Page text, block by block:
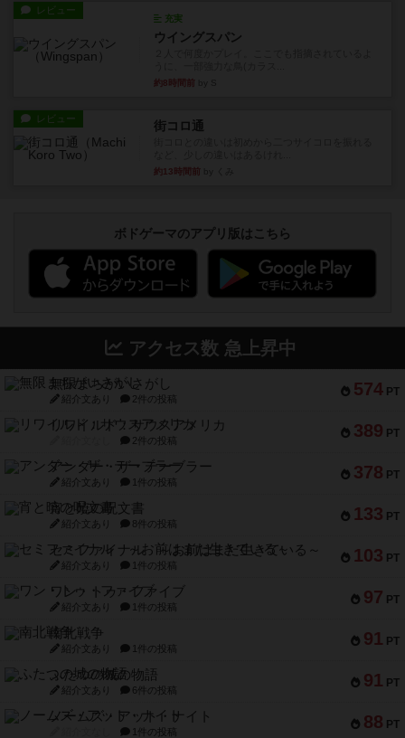
レビュー
充実
ウイングスパン
約8時間前
レビュー 街コロ通
約13時間前
ボドゲーマのアプリ版はこちら
アクセス数 急上昇中
574 PT
無限まちがいさがし
紹介文あり 2件の投稿
389 PT
リワイルド：サウスアメリカ
2件の投稿
378 PT
アンダー・ザ・テーブラー
紹介文あり 1件の投稿
133 PT
宵と暁の呪文書
紹介文あり 8件の投稿
103 PT
セミファイナル ～お前はまだ生きている～
紹介文あり 1件の投稿
97 PT
ワン・トゥ・ファイブ
紹介文あり 1件の投稿
91 PT
南北戦争
紹介文あり 1件の投稿
91 PT
ふたつの城の物語
紹介文あり 6件の投稿
88 PT
ノームズ・アット・ナイト
1件の投稿